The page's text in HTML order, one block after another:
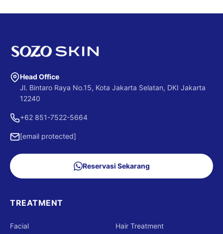
Head Office
Jl. Bintaro Raya No.15, Kota Jakarta Selatan, DKI Jakarta
12240
+62 851-7522-5664
[email protected]
Reservasi Sekarang
TREATMENT
Facial Hair Treatment